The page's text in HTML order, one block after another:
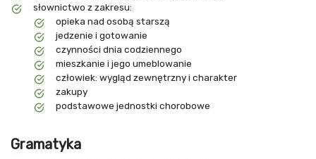
słownictwo z zakresu:
opieka nad osobą starszą
jedzenie i gotowanie
czynności dnia codziennego
mieszkanie i jego umeblowanie
człowiek: wygląd zewnętrzny i charakter
zakupy
podstawowe jednostki chorobowe
Gramatyka